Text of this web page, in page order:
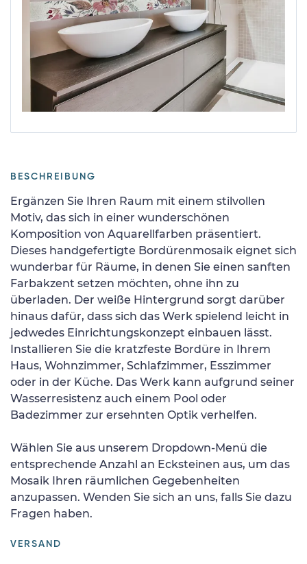
BESCHREIBUNG
Ergänzen Sie Ihren Raum mit einem stilvollen
Motiv, das sich in einer wunderschönen
Komposition von Aquarellfarben präsentiert.
Dieses handgefertigte Bordürenmosaik eignet sich
wunderbar für Räume, in denen Sie einen sanften
Farbakzent setzen möchten, ohne ihn zu
überladen. Der weiße Hintergrund sorgt darüber
hinaus dafür, dass sich das Werk spielend leicht in
jedwedes Einrichtungskonzept einbauen lässt.
Installieren Sie die kratzfeste Bordüre in Ihrem
Haus, Wohnzimmer, Schlafzimmer, Esszimmer
oder in der Küche. Das Werk kann aufgrund seiner
Wasserresistenz auch einem Pool oder
Badezimmer zur ersehnten Optik verhelfen.
Wählen Sie aus unserem Dropdown-Menü die
entsprechende Anzahl an Ecksteinen aus, um das
Mosaik Ihren räumlichen Gegebenheiten
anzupassen. Wenden Sie sich an uns, falls Sie dazu
Fragen haben.
VERSAND